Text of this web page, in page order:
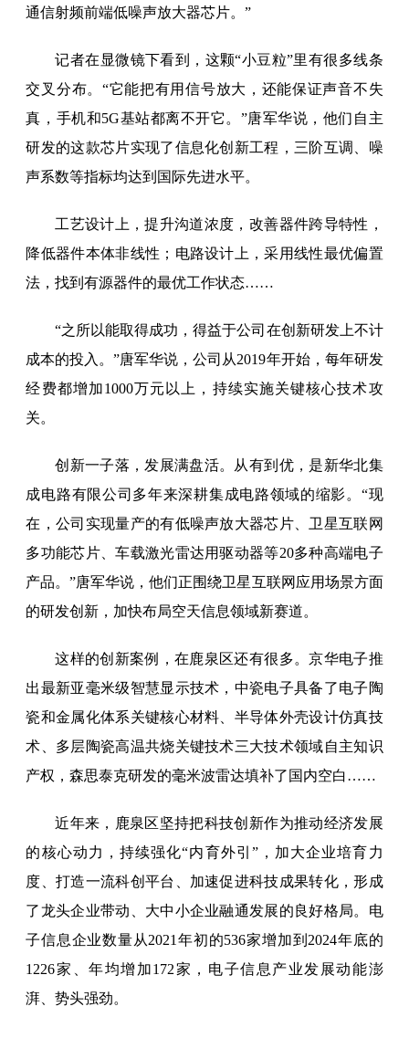
通信射频前端低噪声放大器芯片。”
记者在显微镜下看到，这颗“小豆粒”里有很多线条
交叉分布。“它能把有用信号放大，还能保证声音不失
真，手机和5G基站都离不开它。”唐军华说，他们自主
研发的这款芯片实现了信息化创新工程，三阶互调、噪
声系数等指标均达到国际先进水平。
工艺设计上，提升沟道浓度，改善器件跨导特性，
降低器件本体非线性；电路设计上，采用线性最优偏置
法，找到有源器件的最优工作状态……
“之所以能取得成功，得益于公司在创新研发上不计
成本的投入。”唐军华说，公司从2019年开始，每年研发
经费都增加1000万元以上，持续实施关键核心技术攻
关。
创新一子落，发展满盘活。从有到优，是新华北集
成电路有限公司多年来深耕集成电路领域的缩影。“现
在，公司实现量产的有低噪声放大器芯片、卫星互联网
多功能芯片、车载激光雷达用驱动器等20多种高端电子
产品。”唐军华说，他们正围绕卫星互联网应用场景方面
的研发创新，加快布局空天信息领域新赛道。
这样的创新案例，在鹿泉区还有很多。京华电子推
出最新亚毫米级智慧显示技术，中瓷电子具备了电子陶
瓷和金属化体系关键核心材料、半导体外壳设计仿真技
术、多层陶瓷高温共烧关键技术三大技术领域自主知识
产权，森思泰克研发的毫米波雷达填补了国内空白……
近年来，鹿泉区坚持把科技创新作为推动经济发展
的核心动力，持续强化“内育外引”，加大企业培育力
度、打造一流科创平台、加速促进科技成果转化，形成
了龙头企业带动、大中小企业融通发展的良好格局。电
子信息企业数量从2021年初的536家增加到2024年底的
1226家、年均增加172家，电子信息产业发展动能澎
湃、势头强劲。